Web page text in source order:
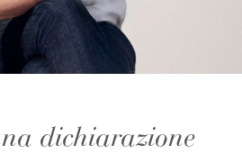
dichiarazione